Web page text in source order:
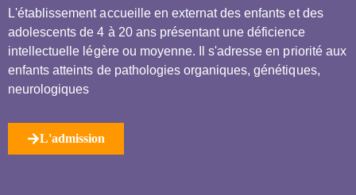
L'établissement accueille en externat des enfants et des
adolescents de 4 à 20 ans présentant une déficience
intellectuelle légère ou moyenne. Il s'adresse en priorité aux
enfants atteints de pathologies organiques, génétiques,
neurologiques
L'admission